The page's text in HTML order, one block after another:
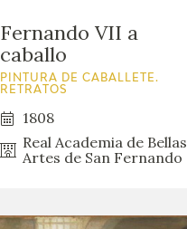
Fernando VII a
caballo
PINTURA DE CABALLETE.
RETRATOS
1808
Real Academia de Bellas
Artes de San Fernando